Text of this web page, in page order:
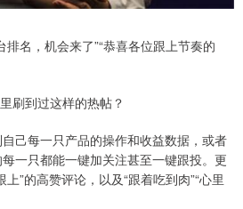
名，机会来了”“恭喜各位跟上节奏的
刷到过这样的热帖？
己每一只产品的操作和收益数据，或者
一只都能一键加关注甚至一键跟投。更
”的高赞评论，以及“跟着吃到肉”“心里